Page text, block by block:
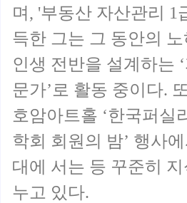
며, '부동산 자산관리 1
득한 그는 그 동안의
인생 전반을 설계하는
문가’로 활동 중이다.
호암아트홀 ‘한국퍼실
학회 회원의 밤’ 행사
대에 서는 등 꾸준히
누고 있다.